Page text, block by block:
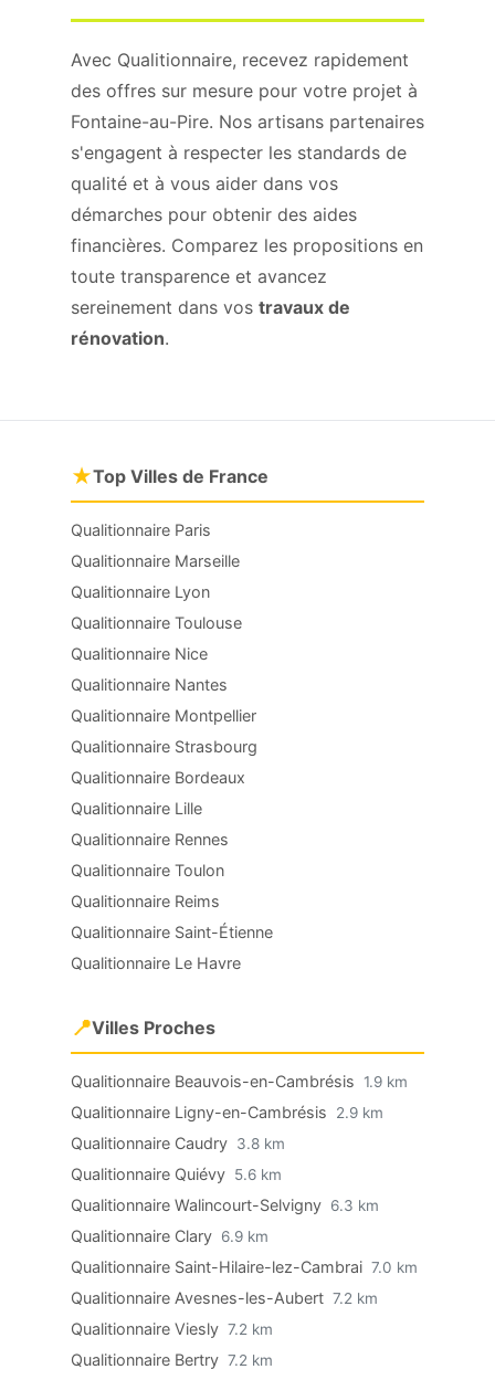
Avec Qualitionnaire, recevez rapidement
des offres sur mesure pour votre projet à
Fontaine-au-Pire. Nos artisans partenaires
s'engagent à respecter les standards de
qualité et à vous aider dans vos
démarches pour obtenir des aides
financières. Comparez les propositions en
toute transparence et avancez
sereinement dans vos travaux de
rénovation.
★Top Villes de France
Qualitionnaire Paris
Qualitionnaire Marseille
Qualitionnaire Lyon
Qualitionnaire Toulouse
Qualitionnaire Nice
Qualitionnaire Nantes
Qualitionnaire Montpellier
Qualitionnaire Strasbourg
Qualitionnaire Bordeaux
Qualitionnaire Lille
Qualitionnaire Rennes
Qualitionnaire Toulon
Qualitionnaire Reims
Qualitionnaire Saint-Étienne
Qualitionnaire Le Havre
📍Villes Proches
Qualitionnaire Beauvois-en-Cambrésis 1.9 km
Qualitionnaire Ligny-en-Cambrésis 2.9 km
Qualitionnaire Caudry 3.8 km
Qualitionnaire Quiévy 5.6 km
Qualitionnaire Walincourt-Selvigny 6.3 km
Qualitionnaire Clary 6.9 km
Qualitionnaire Saint-Hilaire-lez-Cambrai 7.0 km
Qualitionnaire Avesnes-les-Aubert 7.2 km
Qualitionnaire Viesly 7.2 km
Qualitionnaire Bertry 7.2 km